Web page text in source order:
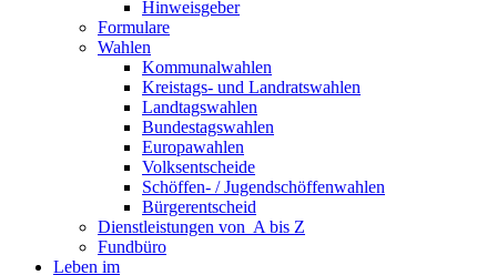
Hinweisgeber
Formulare
Wahlen
Kommunalwahlen
Kreistags- und Landratswahlen
Landtagswahlen
Bundestagswahlen
Europawahlen
Volksentscheide
Schöffen- / Jugendschöffenwahlen
Bürgerentscheid
Dienst­leistungen ­von ­ ­A bis Z
Fundbüro
Leben im